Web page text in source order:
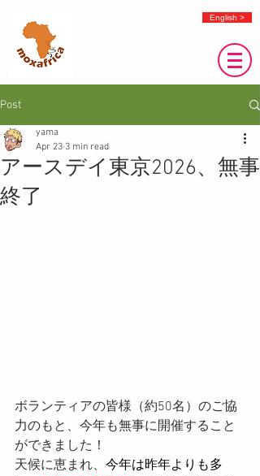
English >
Post
アースデイ東京2026、無事
終了
yama
Apr 23 3 min read
ボランティアの皆様（約50名 ）のご協
力のもと、今年も無事に開催すること
ができました！
天候に恵まれ、 今年は昨年よりも多